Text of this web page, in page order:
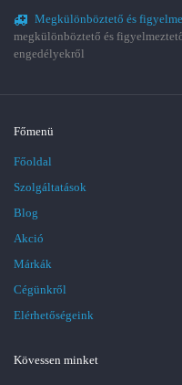
Megkülönböztető és
megkülönböztető és
engedélyekről
Főmenü
Főoldal
Szolgáltatások
Blog
Akció
Márkák
Cégünkről
Elérhetőségeink
Kövessen minket